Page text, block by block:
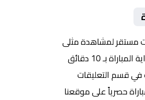
مستقر لمشاهدة مثلى
بـ 10 دقائق
في قسم التعليقات
حصرياً على موقعنا